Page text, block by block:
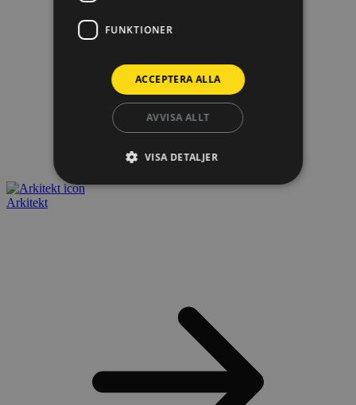
Arkitekt
FUNKTIONER
ACCEPTERA ALLA
AVVISA ALLT
VISA DETALJER